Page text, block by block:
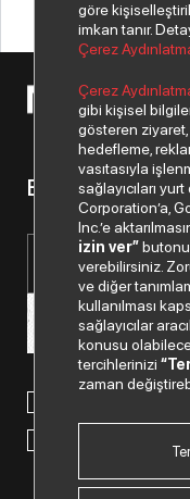
© 2026
Bizden
Paylaştığım kişisel
tarafıma SMS
göre
imkan tanır.
Çerez
Çerez
gibi kişisel
gösteren
hedefleme,
vasıtasıyla
sağlayıcıları
Corporation’a,
Inc.’e
izin ver”
verebilirsiniz.
ve diğer
kullanılması
sağlayıcılar
konusu
tercihlerinizi
zaman